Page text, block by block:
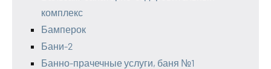
комплекс
Бамперок
Бани-2
Банно-прачечные услуги, баня №1